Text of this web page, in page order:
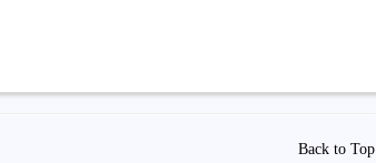
Back to Top